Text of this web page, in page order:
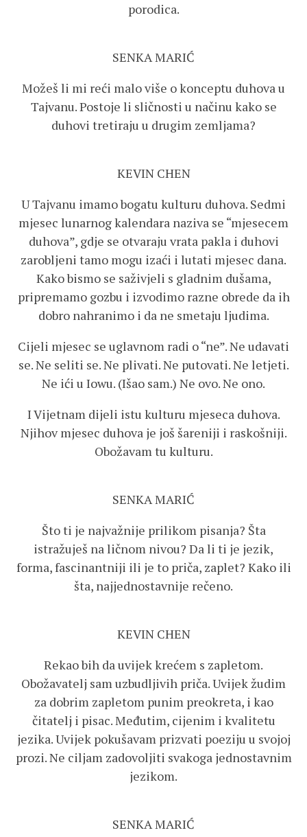
porodica.
SENKA MARIĆ
Možeš li mi reći malo više o konceptu duhova u
Tajvanu. Postoje li sličnosti u načinu kako se
duhovi tretiraju u drugim zemljama?
KEVIN CHEN
U Tajvanu imamo bogatu kulturu duhova. Sedmi
mjesec lunarnog kalendara naziva se “mjesecem
duhova”, gdje se otvaraju vrata pakla i duhovi
zarobljeni tamo mogu izaći i lutati mjesec dana.
Kako bismo se saživjeli s gladnim dušama,
pripremamo gozbu i izvodimo razne obrede da ih
dobro nahranimo i da ne smetaju ljudima.
Cijeli mjesec se uglavnom radi o “ne”. Ne udavati
se. Ne seliti se. Ne plivati. Ne putovati. Ne letjeti.
Ne ići u Iowu. (Išao sam.) Ne ovo. Ne ono.
I Vijetnam dijeli istu kulturu mjeseca duhova.
Njihov mjesec duhova je još šareniji i raskošniji.
Obožavam tu kulturu.
SENKA MARIĆ
Što ti je najvažnije prilikom pisanja? Šta
istražuješ na ličnom nivou? Da li ti je jezik,
forma, fascinantniji ili je to priča, zaplet? Kako ili
šta, najjednostavnije rečeno.
KEVIN CHEN
Rekao bih da uvijek krećem s zapletom.
Obožavatelj sam uzbudljivih priča. Uvijek žudim
za dobrim zapletom punim preokreta, i kao
čitatelj i pisac. Međutim, cijenim i kvalitetu
jezika. Uvijek pokušavam prizvati poeziju u svojoj
prozi. Ne ciljam zadovoljiti svakoga jednostavnim
jezikom.
SENKA MARIĆ